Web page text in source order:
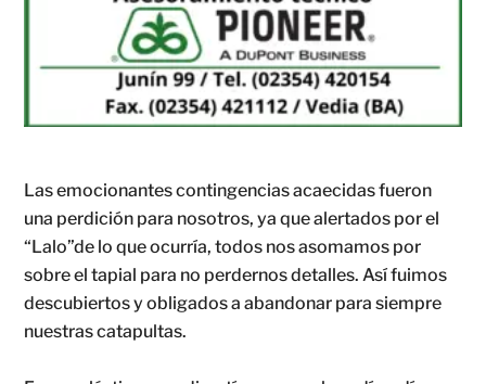
Las emocionantes contingencias acaecidas fueron
una perdición para nosotros, ya que alertados por el
“Lalo”de lo que ocurría, todos nos asomamos por
sobre el tapial para no perdernos detalles. Así fuimos
descubiertos y obligados a abandonar para siempre
nuestras catapultas.